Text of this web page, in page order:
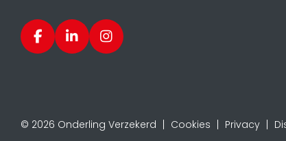
© 2026 Onderling Verzekerd Cookies Privacy